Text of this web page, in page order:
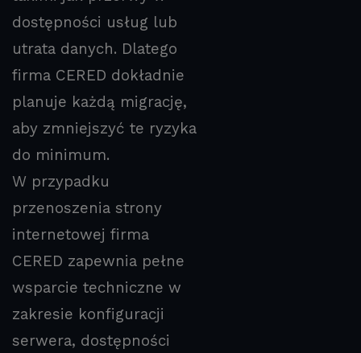
dostępności usług lub
utrata danych. Dlatego
firma CERED dokładnie
planuje każdą migrację,
aby zmniejszyć te ryzyka
do minimum.
W przypadku
przenoszenia strony
internetowej firma
CERED zapewnia pełne
wsparcie techniczne w
zakresie konfiguracji
serwera, dostępności